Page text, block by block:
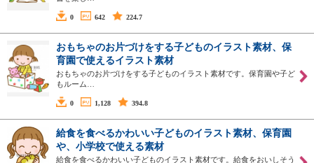
0 642 224.7
おもちゃのお片づけをする子どものイラスト素材、保
育園で使えるイラスト素材
おもちゃのお片づけをする子どものイラスト素材です。保育園や子ど
もルーム…
0 1,128 394.8
給食を食べるかわいい子どものイラスト素材、保育園
や、小学校で使える素材
給食を食べるかわいい子どものイラスト素材です。給食をおいしそう